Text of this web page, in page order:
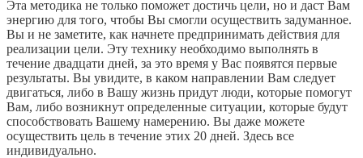
Эта методика не только поможет достичь цели, но и даст Вам
энергию для того, чтобы Вы смогли осуществить задуманное.
Вы и не заметите, как начнете предпринимать действия для
реализации цели. Эту технику необходимо выполнять в
течение двадцати дней, за это время у Вас появятся первые
результаты. Вы увидите, в каком направлении Вам следует
двигаться, либо в Вашу жизнь придут люди, которые помогут
Вам, либо возникнут определенные ситуации, которые будут
способствовать Вашему намерению. Вы даже можете
осуществить цель в течение этих 20 дней. Здесь все
индивидуально.